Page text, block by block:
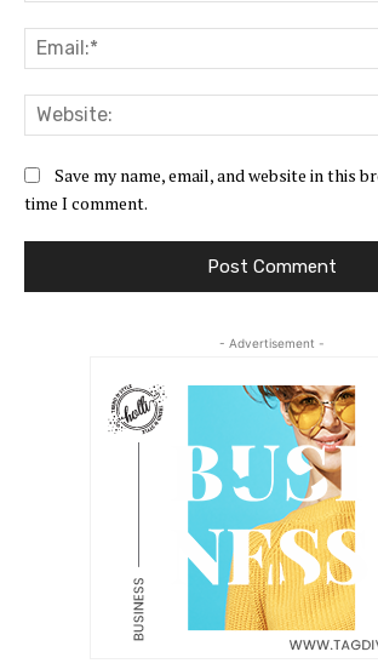
Save my name, email, and website in this
time I comment.
- Advertisement -